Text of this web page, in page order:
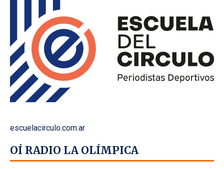
escuelacirculo.com.ar
OÍ RADIO LA OLÍMPICA